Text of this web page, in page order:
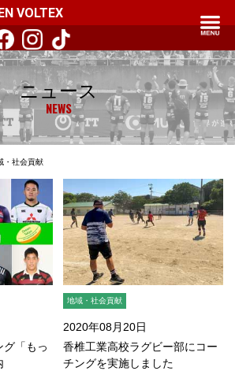
VOLTEX
ニュース
NEWS
・社会貢献
グ「もっ
地域・社会貢献
2020年08月20日
香椎工業高校ラグビー部にコー
チングを実施しました